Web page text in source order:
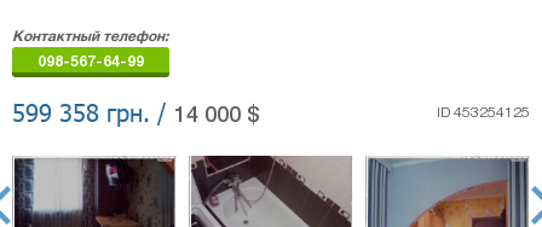
недвижимости
"Аверс"
Контактный телефон:
098-567-64-99
599 358 грн. / 14 000 $ ID 453254125